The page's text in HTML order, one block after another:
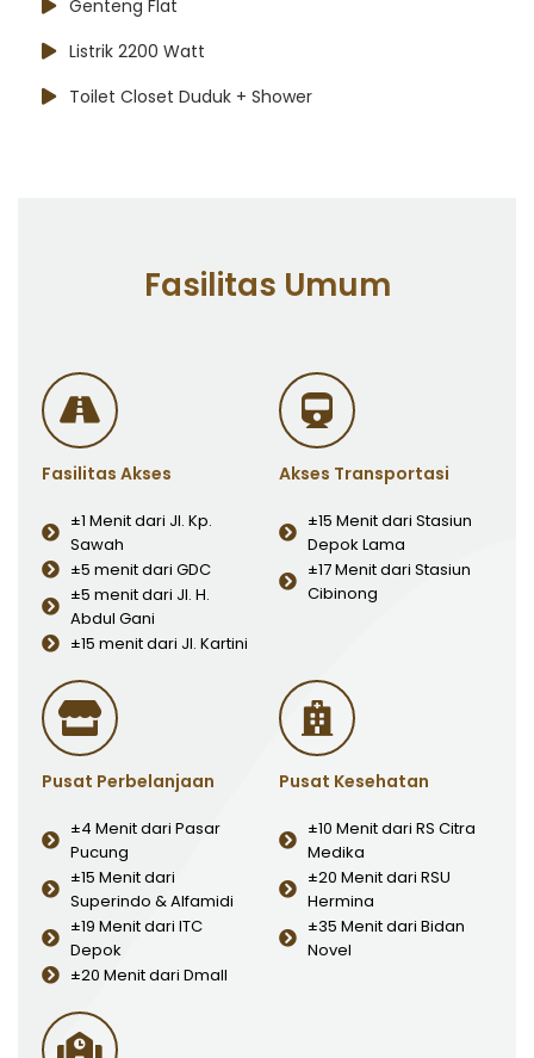
Genteng Flat
Listrik 2200 Watt
Toilet Closet Duduk + Shower
Fasilitas Umum
Fasilitas Akses
±1 Menit dari Jl. Kp.
Sawah
±5 menit dari GDC
±5 menit dari Jl. H.
Abdul Gani
±15 menit dari Jl. Kartini
Akses Transportasi
±15 Menit dari Stasiun
Depok Lama
±17 Menit dari Stasiun
Cibinong
Pusat Perbelanjaan
±4 Menit dari Pasar
Pucung
±15 Menit dari
Superindo & Alfamidi
±19 Menit dari ITC
Depok
±20 Menit dari Dmall
Pusat Kesehatan
±10 Menit dari RS Citra
Medika
±20 Menit dari RSU
Hermina
±35 Menit dari Bidan
Novel